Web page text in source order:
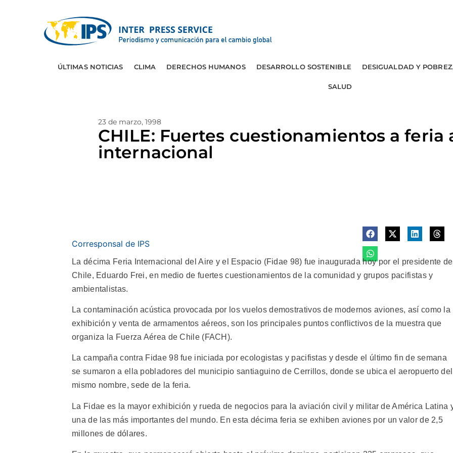
ÚLTIMAS NOTICIAS CLIMA DERECHOS HUMANOS DESARROLLO SOSTENIBLE DESIGUALDAD Y
SALUD
23 de marzo, 1998
CHILE: Fuertes cuestionamientos a feria
internacional
Corresponsal de IPS
La décima Feria Internacional del Aire y el Espacio (Fidae 98) fue inaugurada hoy por el presidente de
Chile, Eduardo Frei, en medio de fuertes cuestionamientos de la comunidad y grupos pacifistas y
ambientalistas.
La contaminación acústica provocada por los vuelos demostrativos de modernos aviones, así como la
exhibición y venta de armamentos aéreos, son los principales puntos conflictivos de la muestra que
organiza la Fuerza Aérea de Chile (FACH).
La campaña contra Fidae 98 fue iniciada por ecologistas y pacifistas y desde el último fin de semana
se sumaron a ella pobladores del municipio santiaguino de Cerrillos, donde se ubica el aeropuerto del
mismo nombre, sede de la feria.
La Fidae es la mayor exhibición y rueda de negocios para la aviación civil y militar de América Latina
una de las más importantes del mundo. En esta décima feria se exhiben aviones por un valor de 2,5
millones de dólares.